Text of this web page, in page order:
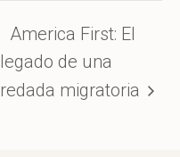
America First: El
legado de una
redada migratoria